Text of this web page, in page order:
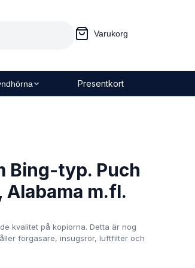
Varukorg
Presentkort
Bing-typ. Puch
Alabama m.fl.
kvalitet på kopiorna. Detta är nog
förgasare, insugsrör, luftfilter och